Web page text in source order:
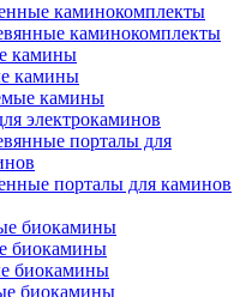
каминокомплекты
каминокомплекты
камины
камины
камины
электрокаминов
порталы для
порталы для каминов
биокамины
биокамины
биокамины
биокамины